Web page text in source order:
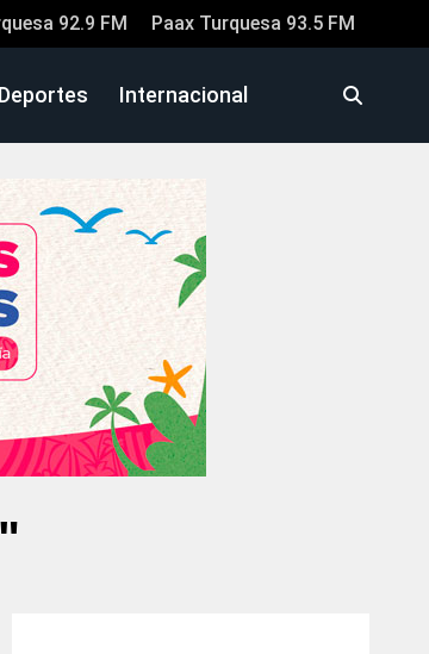
92.9 FM Paax Turquesa 93.5 FM
Deportes Internacional